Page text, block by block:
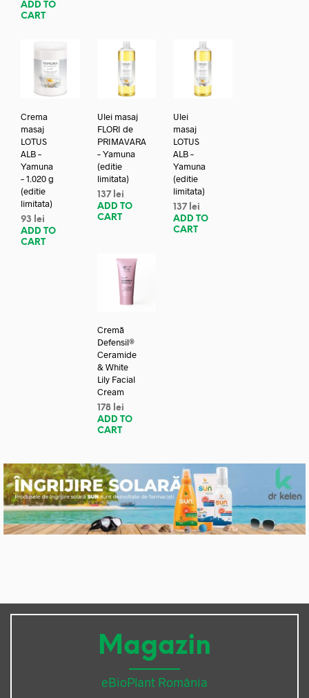
ADD TO
CART
Crema
masaj
LOTUS
ALB –
Yamuna
– 1.020 g
(editie
limitata)
93
lei
ADD TO
CART
Ulei masaj
FLORI de
PRIMAVARA
– Yamuna
(editie
limitata)
137 lei
ADD TO
CART
Ulei
masaj
LOTUS
ALB –
Yamuna
(editie
limitata)
137 lei
ADD TO
CART
Cremă
Defensil®
Ceramide
& White
Lily Facial
Cream
178 lei
ADD TO
CART
Magazin
eBioPlant România